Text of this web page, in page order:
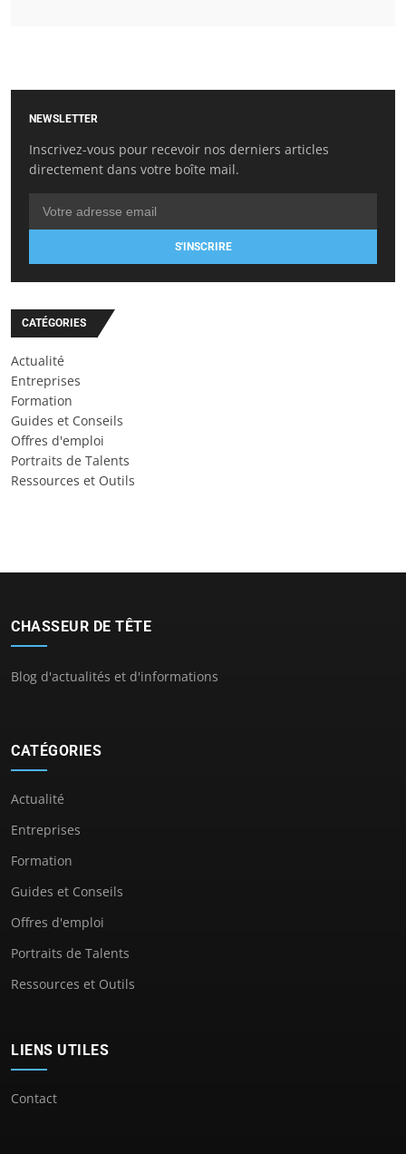
NEWSLETTER
Inscrivez-vous pour recevoir nos derniers articles
directement dans votre boîte mail.
S'INSCRIRE
CATÉGORIES
Actualité
Entreprises
Formation
Guides et Conseils
Offres d'emploi
Portraits de Talents
Ressources et Outils
CHASSEUR DE TÊTE
Blog d'actualités et d'informations
CATÉGORIES
Actualité
Entreprises
Formation
Guides et Conseils
Offres d'emploi
Portraits de Talents
Ressources et Outils
LIENS UTILES
Contact